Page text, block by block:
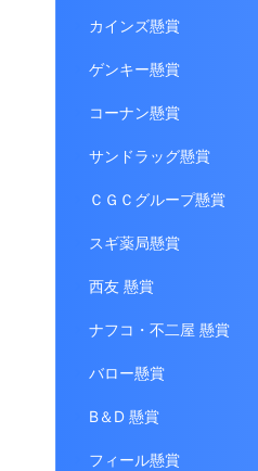
カインズ懸賞
ゲンキー懸賞
コーナン懸賞
サンドラッグ懸賞
ＣＧＣグループ懸賞
スギ薬局懸賞
西友 懸賞
ナフコ・不二屋 懸賞
バロー懸賞
B＆D 懸賞
フィール懸賞